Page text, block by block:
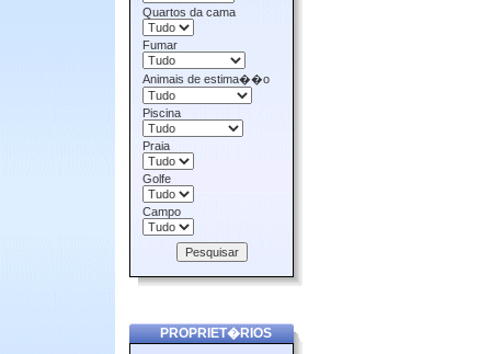
Quartos da cama
Fumar
Animais de estima��o
Piscina
Praia
Golfe
Campo
PROPRIET�RIOS